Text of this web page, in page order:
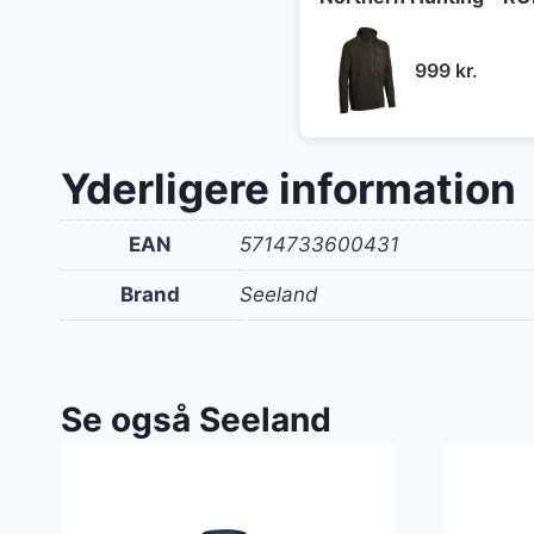
999 kr.
Yderligere information
EAN 5714733600431
Brand Seeland
Se også Seeland